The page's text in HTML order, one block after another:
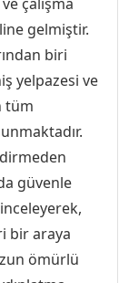
Kare Boş Kasalar
Led Paneller
Yüksek Tavan Armatürü
Görüntülü Diafon Setleri
Sesli Diafon Paket Fiyatları
Diafon Paket Fiyatları
Saatleri
Koruma Şalterleri
Sigorta
Karel Mocha Anahtar Prizler
Titanyum Siyah
Serisi
Priz Serisi
gelmiştir.
biri
yelpazesi ve
tüm
güvenle
bir araya
ömürlü